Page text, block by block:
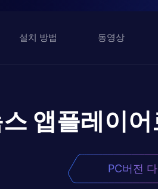
설치 방법 동영상
앱플레이어
PC버전